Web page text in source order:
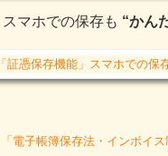
スマホでの保存も “かん
「電子帳簿保存法・インボイ